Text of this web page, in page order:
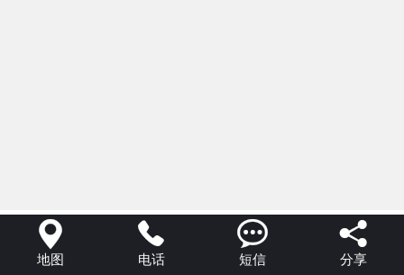

地图

电话

短信

分享